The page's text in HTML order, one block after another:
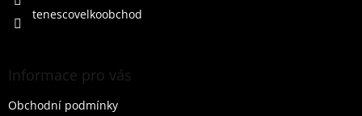
tenescovelkoobchod
Informace pro vás
Obchodní podmínky